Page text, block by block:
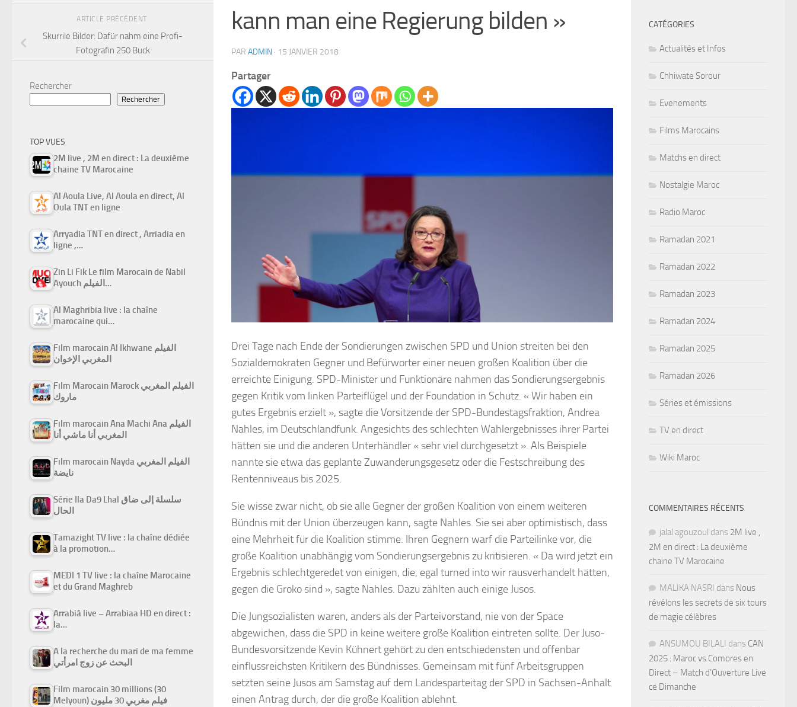
kann man eine Regierung bilden »
PAR ADMIN · 15 JANVIER 2018
Partager
Drei Tage nach Ende der Sondierungen zwischen SPD und Union streiten bei den
Sozialdemokraten Gegner und Befürworter einer neuen großen Koalition über die
erreichte Einigung. SPD-Minister und Funktionäre nahmen das Sondierungsergebnis
gegen Kritik vom linken Parteiflügel und der Foundation in Schutz. « Wir haben ein
gutes Ergebnis erzielt », sagte die Vorsitzende der SPD-Bundestagsfraktion, Andrea
Nahles, im Deutschlandfunk. Angesichts des schlechten Wahlergebnisses ihrer Partei
hätten sie und die anderen Unterhändler « sehr viel durchgesetzt ». Als Beispiele
nannte sie etwa das geplante Zuwanderungsgesetz oder die Festschreibung des
Rentenniveaus bis 2025.
Sie wisse zwar nicht, ob sie alle Gegner der großen Koalition von einem weiteren
Bündnis mit der Union überzeugen kann, sagte Nahles. Sie sei aber optimistisch, dass
eine Mehrheit für die Koalition stimme. Ihren Gegnern warf die Parteilinke vor, die
große Koalition unabhängig vom Sondierungsergebnis zu kritisieren. « Da wird jetzt ein
Ergebnis schlechtgeredet von einigen, die, egal turned into wir rausverhandelt hätten,
gegen die Groko sind », sagte Nahles. Dazu zählten auch einige Jusos.
Die Jungsozialisten waren, anders als der Parteivorstand, nie von der Space
abgewichen, dass die SPD in keine weitere große Koalition eintreten sollte. Der Juso-
Bundesvorsitzende Kevin Kühnert gehört zu den entschiedensten und offenbar
einflussreichsten Kritikern des Bündnisses. Gemeinsam mit fünf Arbeitsgruppen
setzten seine Jusos am Samstag auf dem Landesparteitag der SPD in Sachsen-Anhalt
einen Antrag durch, der die große Koalition ablehnt.
ARTICLE PRÉCÉDENT
Skurrile Bilder: Dafür nahm eine Profi-
Fotografin 250 Buck
Rechercher
Rechercher
TOP VUES
2M live , 2M en direct : La deuxième
chaine TV Marocaine
Al Aoula Live, Al Aoula en direct, Al
Oula TNT en ligne
Arryadia TNT en direct , Arriadia en
ligne ,…
Zin Li Fik Le film Marocain de Nabil
Ayouch الفيلم…
Al Maghribia live : la chaîne
marocaine qui…
Film marocain Al Ikhwane الفيلم
المغربي الإخوان
Film Marocain Marock الفيلم المغربي
ماروك
Film marocain Ana Machi Ana الفيلم
المغربي أنا ماشي أنا
Film marocain Nayda الفيلم المغربي
نايضة
Série Ila Da9 Lhal سلسلة إلى ضاق
الحال
Tamazight TV live : la chaîne dédiée
à la promotion…
MEDI 1 TV live : la chaîne Marocaine
et du Grand Maghreb
Arrabiâ live – Arrabiaa HD en direct :
la…
A la recherche du mari de ma femme
البحث عن زوج امرأتي
Film marocain 30 millions (30
Melyoun) فيلم مغربي 30 مليون
CATÉGORIES
Actualités et Infos
Chhiwate Sorour
Evenements
Films Marocains
Matchs en direct
Nostalgie Maroc
Radio Maroc
Ramadan 2021
Ramadan 2022
Ramadan 2023
Ramadan 2024
Ramadan 2025
Ramadan 2026
Séries et émissions
TV en direct
Wiki Maroc
COMMENTAIRES RÉCENTS
jalal agouzoul dans 2M live ,
2M en direct : La deuxième
chaine TV Marocaine
MALIKA NASRI dans Nous
révélons les secrets de six tours
de magie célèbres
ANSUMOU BILALI dans CAN
2025 : Maroc vs Comores en
Direct – Match d’Ouverture Live
ce Dimanche